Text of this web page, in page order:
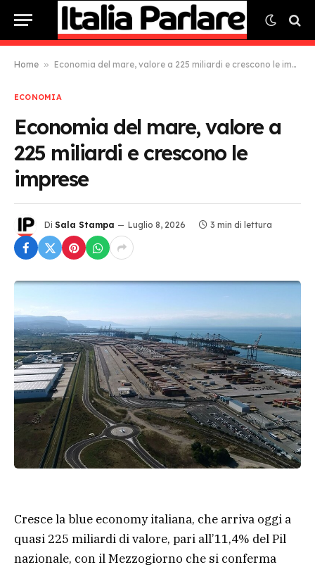
Home » Economia del mare, valore a 225 miliardi e crescono le imprese
ECONOMIA
Economia del mare, valore a
225 miliardi e crescono le
imprese
Di Sala Stampa Luglio 8, 2026 3 min di lettura
Cresce la blue economy italiana, che arriva oggi a
quasi 225 miliardi di valore, pari all’11,4% del Pil
nazionale, con il Mezzogiorno che si conferma